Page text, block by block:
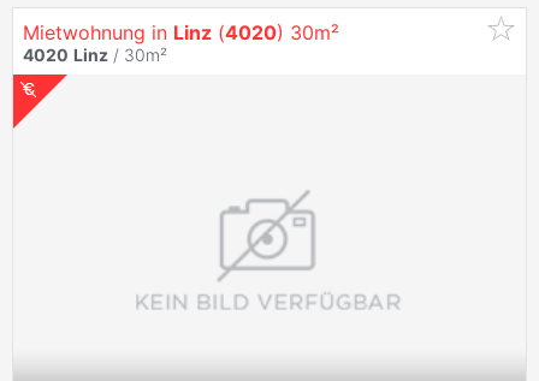
Mietwohnung in Linz (4020) 30m²
4020 Linz / 30m²